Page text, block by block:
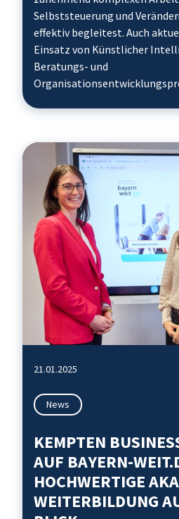
Selbststeuerung und
effektiv begleitest. Auch
Einsatz von Künstlicher
Beratungs- und
21.01.2025
News
KEMPTEN
AUF BAYERN-
HOCHWERTIGE
WEITERBILDUNG